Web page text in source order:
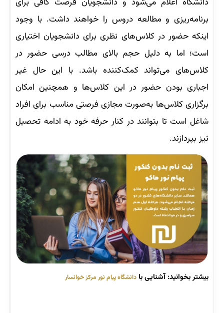
برنامه‌ریزی و مطالعه دروس را خواهند داشت. با وجود
اینکه حضور در کلاس‌های نظری برای دانشجویان اختیاری
است؛ اما به دلیل حجم بالای مطالب درسی حضور در
کلاس‌های می‌تواند کمک‌کننده باشد. با این حال غیر
اجباری بودن حضور در این کلاس‌ها و همچنین امکان
برگزاری کلاس‌ها به‌صورت مجازی فرصتی مناسب برای افراد
شاغل است تا بتوانند در کنار حرفه خود به ادامه تحصیل
نیز بپردازند.
بیشتر بخوانید: آشنایی با دانشگاه پیام نور مرکز خوانسار